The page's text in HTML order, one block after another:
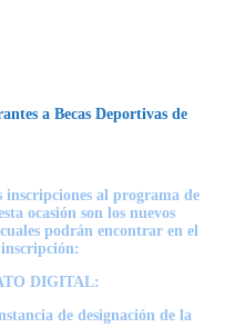
a Becas Deportivas de
al programa de
ocasión son los nuevos
podrán encontrar en el
DIGITAL:
de designación de la